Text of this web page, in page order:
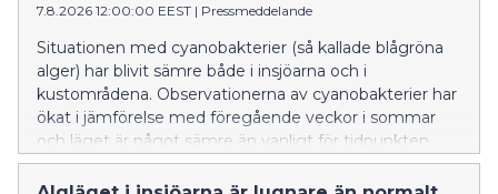
7.8.2026 12:00:00 EEST | Pressmeddelande
Situationen med cyanobakterier (så kallade blågröna
alger) har blivit sämre både i insjöarna och i
kustområdena. Observationerna av cyanobakterier har
ökat i jämförelse med föregående veckor i sommar
och läget är något sämre än vanligt för tidpunkten.